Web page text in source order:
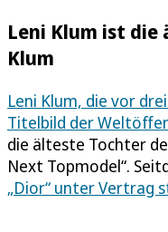
Leni Klum ist die
Klum
Leni Klum, die vor
Titelbild der
die älteste Tochter
Next Topmodel“.
„Dior“ unter Vertrag